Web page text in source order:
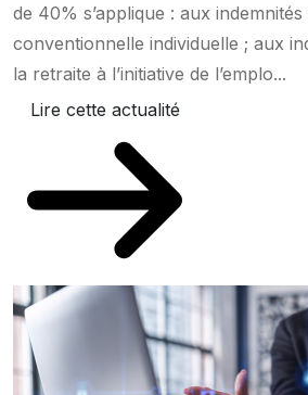
de 40% s’applique : aux
conventionnelle individuelle ; aux
la retraite à l’initiative de l’emplo...
Lire cette actualité